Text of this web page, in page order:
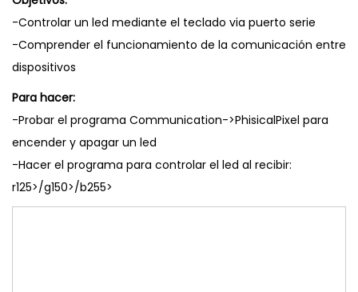
-Controlar un led mediante el teclado via puerto serie
-Comprender el funcionamiento de la comunicación entre
dispositivos
Para hacer:
-Probar el programa Communication->PhisicalPixel para
encender y apagar un led
-Hacer el programa para controlar el led al recibir:
r125>/g150>/b255>